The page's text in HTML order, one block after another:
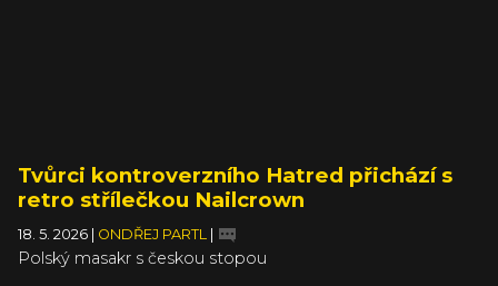
Tvůrci kontroverzního Hatred přichází s
retro střílečkou Nailcrown
18. 5. 2026 | ONDŘEJ PARTL |
Polský masakr s českou stopou